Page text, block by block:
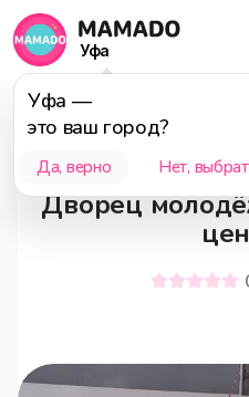
Уфа
Уфа —
это ваш город?
Да, верно Нет,
Ишимбай
Дворец